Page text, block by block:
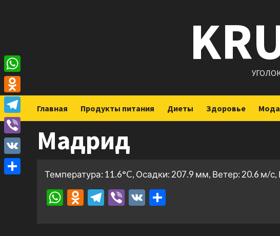
Главная Продукты питания Диеты Здоровье Мода
Мадрид
Температура: 11.6°C, Осадки: 207.9 мм, Ветер: 20.6 м/
WhatsApp
Odnoklassniki
Telegram
Viber
VK
WhatsApp
Odnoklassniki
Telegram
Viber
VK